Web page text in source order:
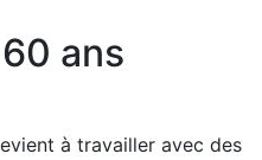
ans
à travailler avec des